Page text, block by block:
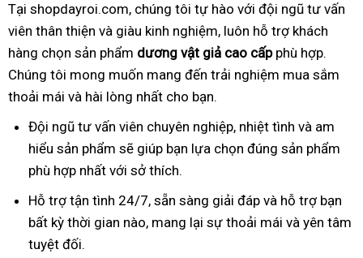
Tại shopdayroi.com, chúng tôi tự hào với đội ngũ tư vấn
viên thân thiện và giàu kinh nghiệm, luôn hỗ trợ khách
hàng chọn sản phẩm dương vật giả cao cấpphù hợp.
Chúng tôi mong muốn mang đến trải nghiệm mua sắm
thoải mái và hài lòng nhất cho bạn.
Đội ngũ tư vấn viên chuyên nghiệp, nhiệt tình và am
hiểu sản phẩm sẽ giúp bạn lựa chọn đúng sản phẩm
phù hợp nhất với sở thích.
Hỗ trợ tận tình 24/7, sẵn sàng giải đáp và hỗ trợ bạn
bất kỳ thời gian nào, mang lại sự thoải mái và yên tâm
tuyệt đối.